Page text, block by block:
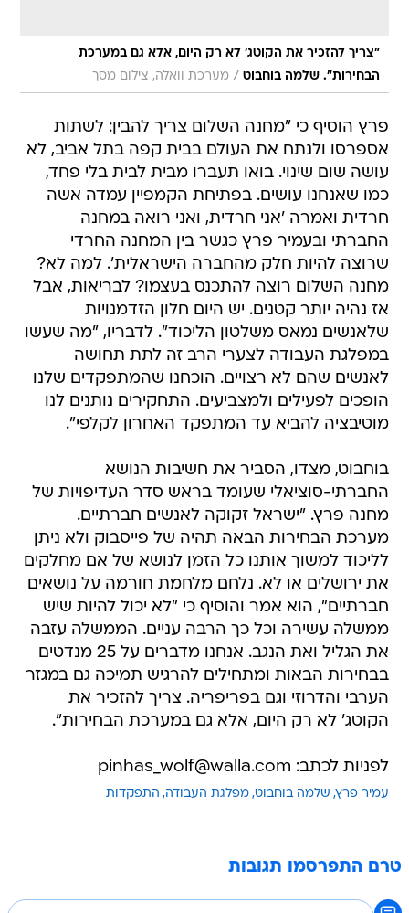
"צריך להזכיר את הקוטג' לא רק היום, אלא גם במערכת
הבחירות". שלמה בוחבוט / מערכת וואלה, צילום מסך
פרץ הוסיף כי "מחנה השלום צריך להבין: לשתות
אספרסו ולנתח את העולם בבית קפה בתל אביב, לא
עושה שום שינוי. בואו תעברו מבית לבית בלי פחד,
כמו שאנחנו עושים. בפתיחת הקמפיין עמדה אשה
חרדית ואמרה 'אני חרדית, ואני רואה במחנה
החברתי ובעמיר פרץ כגשר בין המחנה החרדי
שרוצה להיות חלק מהחברה הישראלית'. למה לא?
מחנה השלום רוצה להתכנס בעצמו? לבריאות, אבל
אז נהיה יותר קטנים. יש היום חלון הזדמנויות
שלאנשים נמאס משלטון הליכוד". לדבריו, "מה שעשו
במפלגת העבודה לצערי הרב זה לתת תחושה
לאנשים שהם לא רצויים. הוכחנו שהמתפקדים שלנו
הופכים לפעילים ולמצביעים. התחקירים נותנים לנו
מוטיבציה להביא עד המתפקד האחרון לקלפי".
בוחבוט, מצדו, הסביר את חשיבות הנושא
החברתי-סוציאלי שעומד בראש סדר העדיפויות של
מחנה פרץ. "ישראל זקוקה לאנשים חברתיים.
מערכת הבחירות הבאה תהיה של פייסבוק ולא ניתן
לליכוד למשוך אותנו כל הזמן לנושא של אם מחלקים
את ירושלים או לא. נלחם מלחמת חורמה על נושאים
חברתיים", הוא אמר והוסיף כי "לא יכול להיות שיש
ממשלה עשירה וכל כך הרבה עניים. הממשלה עזבה
את הגליל ואת הנגב. אנחנו מדברים על 25 מנדטים
בבחירות הבאות ומתחילים להרגיש תמיכה גם במגזר
הערבי והדרוזי וגם בפריפריה. צריך להזכיר את
הקוטג' לא רק היום, אלא גם במערכת הבחירות".
לפניות לכתב: pinhas_wolf@walla.com
עמיר פרץ שלמה בוחבוט מפלגת העבודה התפקדות
טרם התפרסמו תגובות